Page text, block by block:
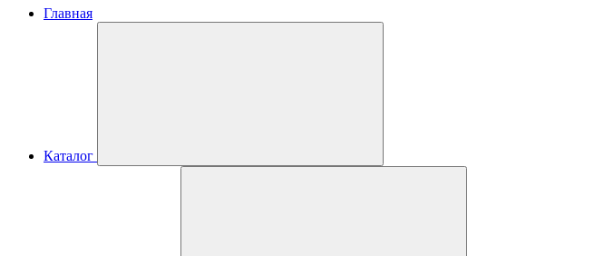
Главная
Каталог